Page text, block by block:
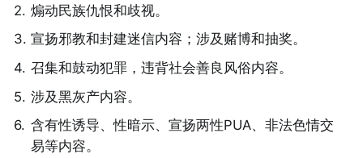
2. 煽动民族仇恨和歧视。
3. 宣扬邪教和封建迷信内容；涉及赌博和抽奖。
4. 召集和鼓动犯罪，违背社会善良风俗内容。
5. 涉及黑灰产内容。
6. 含有性诱导、性暗示、宣扬两性PUA、非法色情交
易等内容。